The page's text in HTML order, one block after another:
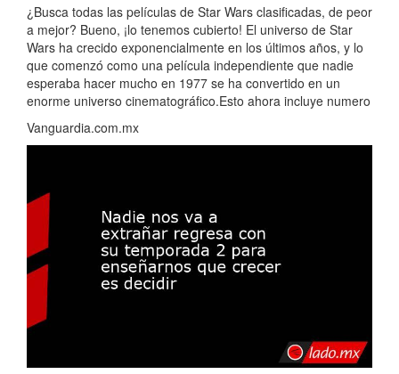
¿Busca todas las películas de Star Wars clasificadas, de peor
a mejor? Bueno, ¡lo tenemos cubierto! El universo de Star
Wars ha crecido exponencialmente en los últimos años, y lo
que comenzó como una película independiente que nadie
esperaba hacer mucho en 1977 se ha convertido en un
enorme universo cinematográfico.Esto ahora incluye numero
Vanguardia.com.mx